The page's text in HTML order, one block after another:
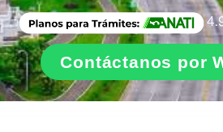
Contáctanos por